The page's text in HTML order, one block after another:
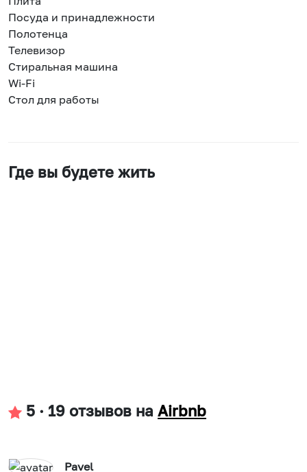
Посуда и принадлежности
Полотенца
Телевизор
Стиральная машина
Wi-Fi
Стол для работы
Где вы будете жить
5 · 19 отзывов на Airbnb
Pavel